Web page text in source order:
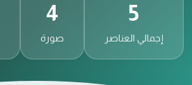
5
إجمالي العناصر
4
صورة